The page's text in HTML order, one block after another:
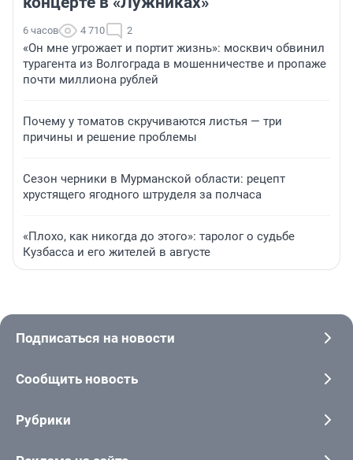
6 часов 4 710 2
«Он мне угрожает и портит жизнь»: москвич обвинил
турагента из Волгограда в мошенничестве и пропаже
почти миллиона рублей
Почему у томатов скручиваются листья — три
причины и решение проблемы
Сезон черники в Мурманской области: рецепт
хрустящего ягодного штруделя за полчаса
«Плохо, как никогда до этого»: таролог о судьбе
Кузбасса и его жителей в августе
Подписаться на новости
Сообщить новость
Рубрики